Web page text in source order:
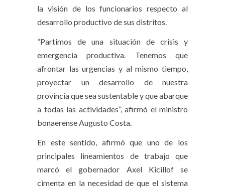
la visión de los funcionarios respecto al
desarrollo productivo de sus distritos.
“Partimos de una situación de crisis y
emergencia productiva. Tenemos que
afrontar las urgencias y al mismo tiempo,
proyectar un desarrollo de nuestra
provincia que sea sustentable y que abarque
a todas las actividades”, afirmó el ministro
bonaerense Augusto Costa.
En este sentido, afirmó que uno de los
principales lineamientos de trabajo que
marcó el gobernador Axel Kicillof se
cimenta en la necesidad de que el sistema